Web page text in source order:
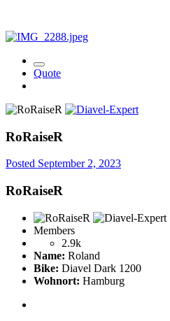
Quote
RoRaiseR
Posted September 2, 2023
RoRaiseR
Members
2.9k
Name: Roland
Bike: Diavel Dark 1200
Wohnort: Hamburg